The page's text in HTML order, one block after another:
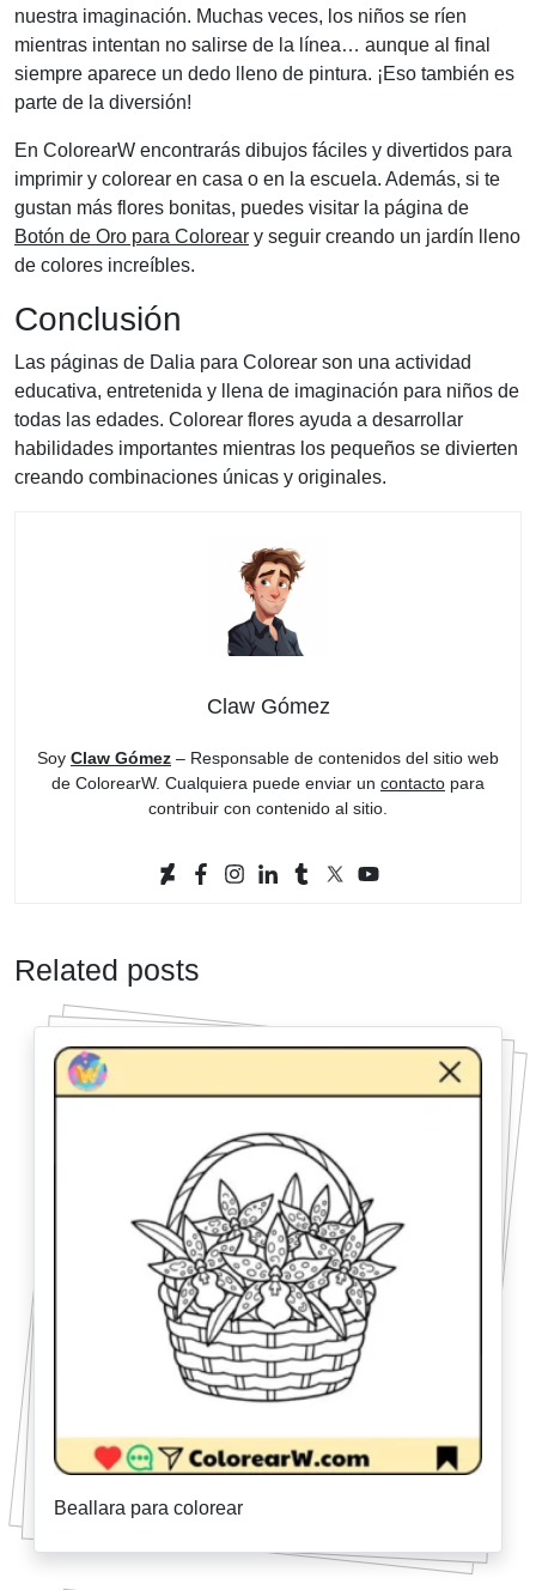
nuestra imaginación. Muchas veces, los niños se ríen
mientras intentan no salirse de la línea… aunque al final
siempre aparece un dedo lleno de pintura. ¡Eso también es
parte de la diversión!
En ColorearW encontrarás dibujos fáciles y divertidos para
imprimir y colorear en casa o en la escuela. Además, si te
gustan más flores bonitas, puedes visitar la página de
Botón de Oro para Colorear y seguir creando un jardín lleno
de colores increíbles.
Conclusión
Las páginas de Dalia para Colorear son una actividad
educativa, entretenida y llena de imaginación para niños de
todas las edades. Colorear flores ayuda a desarrollar
habilidades importantes mientras los pequeños se divierten
creando combinaciones únicas y originales.
Claw Gómez
Soy Claw Gómez – Responsable de contenidos del sitio web
de ColorearW. Cualquiera puede enviar un contacto para
contribuir con contenido al sitio.
Related posts
Beallara para colorear